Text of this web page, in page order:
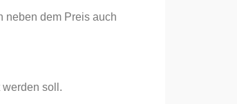
neben dem Preis auch
soll.